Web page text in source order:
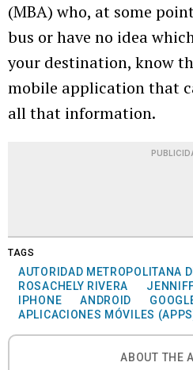
(MBA) who, at some
bus or have no idea
your destination, know
mobile application that
all that information.
TAGS
AUTORIDAD METROPOLITANA
ROSACHELY RIVERA
IPHONE
ANDROID
APLICACIONES MÓVILES
ABOUT THE